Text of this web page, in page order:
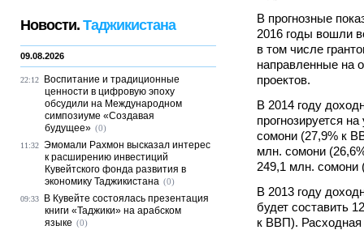
В прогнозные
2016 годы вошли
в том числе
направленные на
проектов.
В 2014 году
прогнозируется
сомони (27,9% к
млн. сомони
249,1 млн. сомони
В 2013 году
будет составить
к ВВП). Расходная
Новости. Таджикистана
09.08.2026
22:12
Воспитание и традиционные
ценности в цифровую эпоху
обсудили на Международном
симпозиуме «Создавая
будущее» (0)
11:32 Эмомали Рахмон высказал интерес
к расширению инвестиций
Кувейтского фонда развития в
экономику Таджикистана (0)
09:33
В Кувейте состоялась презентация
книги «Таджики» на арабском
языке (0)